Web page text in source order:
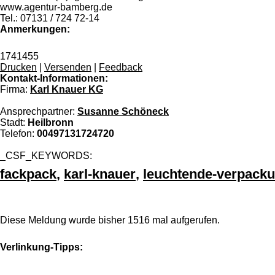
www.agentur-bamberg.de
Tel.: 07131 / 724 72-14
Anmerkungen:
1741455
Drucken
Versenden
Feedback
Kontakt-Informationen:
Firma: Karl Knauer KG
Ansprechpartner: Susanne Schöneck
Stadt: Heilbronn
Telefon: 00497131724720
_CSF_KEYWORDS:
fackpack, karl-knauer, leuchtende-
Diese Meldung wurde bisher 1516 mal aufgerufen.
Verlinkung-Tipps: